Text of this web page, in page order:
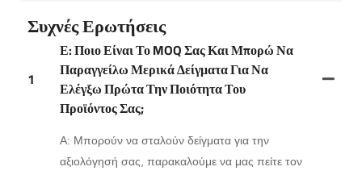
Συχνές Ερωτήσεις
1
Ε: Ποιο Είναι Το MOQ Σας Και Μπορώ Να
Παραγγείλω Μερικά Δείγματα Για Να
Ελέγξω Πρώτα Την Ποιότητα Του
Προϊόντος Σας;
Α: Μπορούν να σταλούν δείγματα για την
αξιολόγησή σας, παρακαλούμε να μας πείτε τον